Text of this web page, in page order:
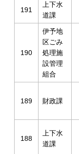
191
上下水
道課
190
伊予地
区ごみ
処理施
設管理
組合
189 財政課
188
上下水
道課